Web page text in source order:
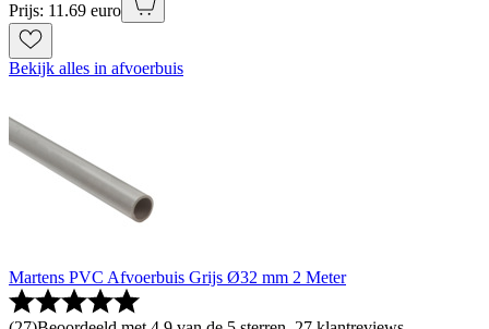
Prijs: 11.69 euro
Bekijk alles in afvoerbuis
Martens PVC Afvoerbuis Grijs Ø32 mm 2 Meter